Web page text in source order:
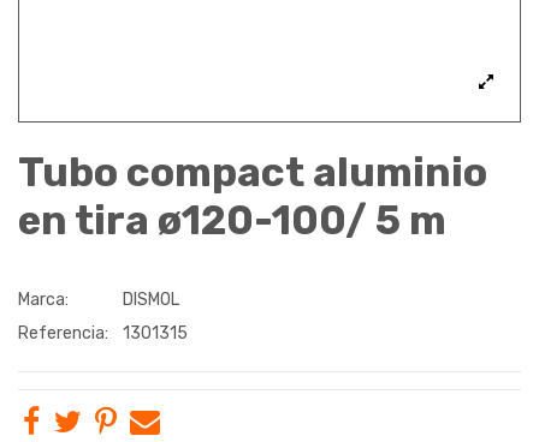
Tubo compact aluminio
en tira ø120-100/ 5 m
Marca:
DISMOL
Referencia:
1301315